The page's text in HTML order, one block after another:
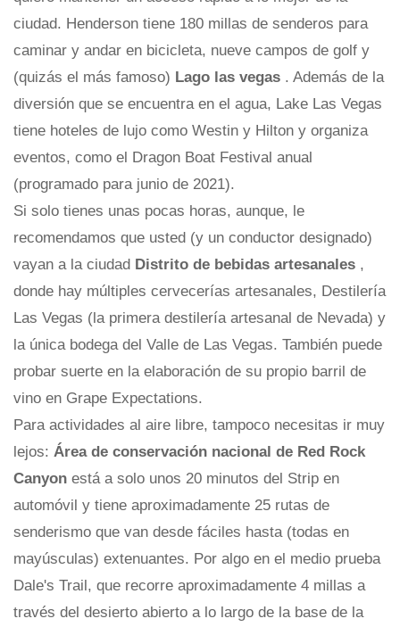
ciudad. Henderson tiene 180 millas de senderos para
caminar y andar en bicicleta, nueve campos de golf y
(quizás el más famoso) Lago las vegas . Además de la
diversión que se encuentra en el agua, Lake Las Vegas
tiene hoteles de lujo como Westin y Hilton y organiza
eventos, como el Dragon Boat Festival anual
(programado para junio de 2021).
Si solo tienes unas pocas horas, aunque, le
recomendamos que usted (y un conductor designado)
vayan a la ciudad Distrito de bebidas artesanales ,
donde hay múltiples cervecerías artesanales, Destilería
Las Vegas (la primera destilería artesanal de Nevada) y
la única bodega del Valle de Las Vegas. También puede
probar suerte en la elaboración de su propio barril de
vino en Grape Expectations.
Para actividades al aire libre, tampoco necesitas ir muy
lejos: Área de conservación nacional de Red Rock
Canyon está a solo unos 20 minutos del Strip en
automóvil y tiene aproximadamente 25 rutas de
senderismo que van desde fáciles hasta (todas en
mayúsculas) extenuantes. Por algo en el medio prueba
Dale's Trail, que recorre aproximadamente 4 millas a
través del desierto abierto a lo largo de la base de la